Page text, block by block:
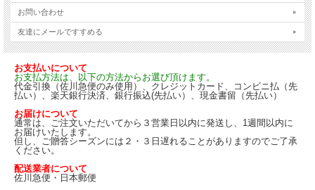
お問い合わせ
友達にメールですすめる
お支払いについて
お支払方法は、以下の方法からお選び頂けます。
代金引換（佐川急便のみ使用）、クレジットカード、コンビニ払（先
払い）、楽天銀行決済、銀行振込(先払い）、現金書留（先払い）
お届けについて
通常は、ご注文いただいてから３営業日以内に発送し、1週間以内に
お届けいたします。
但し、ご贈答シーズンには２・３日遅れることがありますのでご了承
ください。
配送業者について
佐川急便・日本郵便